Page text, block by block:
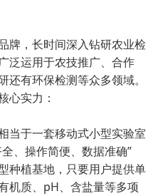
牌，长时间深入钻研农业检
泛运用于农技推广、合作
有环保检测等众多领域。
心实力：
当于一套移动式小型实验室
、操作简便、数据准确”
种植基地，只要用户提供单
机质、pH、含盐量等多项